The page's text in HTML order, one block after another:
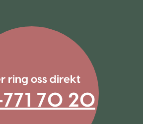
ring oss direkt
70 20